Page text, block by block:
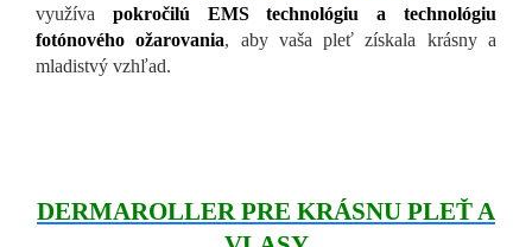
využíva pokročilú EMS technológiu a technológiu
fotónového ožarovania, aby vaša pleť získala krásny a
mladistvý vzhľad.
DERMAROLLER PRE KRÁSNU PLEŤ A